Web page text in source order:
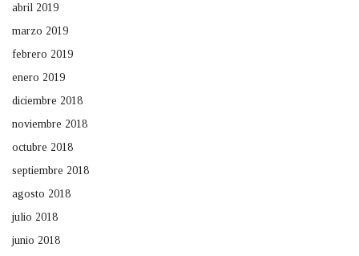
abril 2019
marzo 2019
febrero 2019
enero 2019
diciembre 2018
noviembre 2018
octubre 2018
septiembre 2018
agosto 2018
julio 2018
junio 2018